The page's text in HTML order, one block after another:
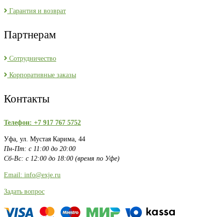
Гарантия и возврат
Партнерам
Сотрудничество
Корпоративные заказы
Контакты
Телефон: +7 917 767 5752
Уфа, ул. Мустая Карима, 44
Пн-Пт: с 11:00 до 20:00
Сб-Вс: с 12:00 до 18:00 (время по Уфе)
Email: info@exje.ru
Задать вопрос